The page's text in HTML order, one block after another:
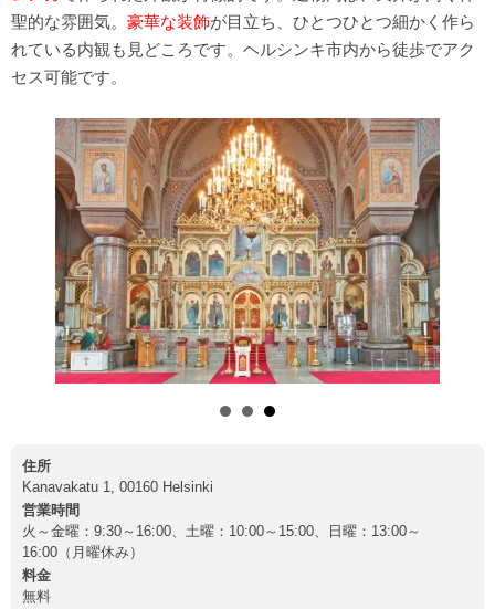
聖的な雰囲気。 豪華な装飾が目立ち、ひとつひとつ細かく作ら
れている内観も見どころです。ヘルシンキ市内から徒歩でアク
セス可能です。
住所
Kanavakatu 1, 00160 Helsinki
営業時間
火～金曜：9:30～16:00、土曜：10:00～15:00、日曜：13:00～
16:00（月曜休み）
料金
無料